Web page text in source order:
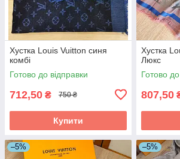
Хустка Louis Vuitton синя
комбі
Готово до відправки
712,50 ₴ 750 ₴
Купити
Хустка
Люкс
Готово
807,50
–5% –5%